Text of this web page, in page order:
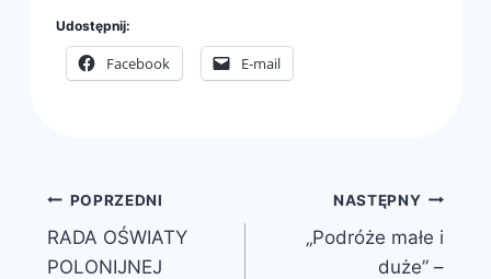
Udostępnij:
Facebook E-mail
Nawigacja
wpisu
POPRZEDNI
RADA OŚWIATY
POLONIJNEJ
NASTĘPNY
„Podróże małe i
duże” –